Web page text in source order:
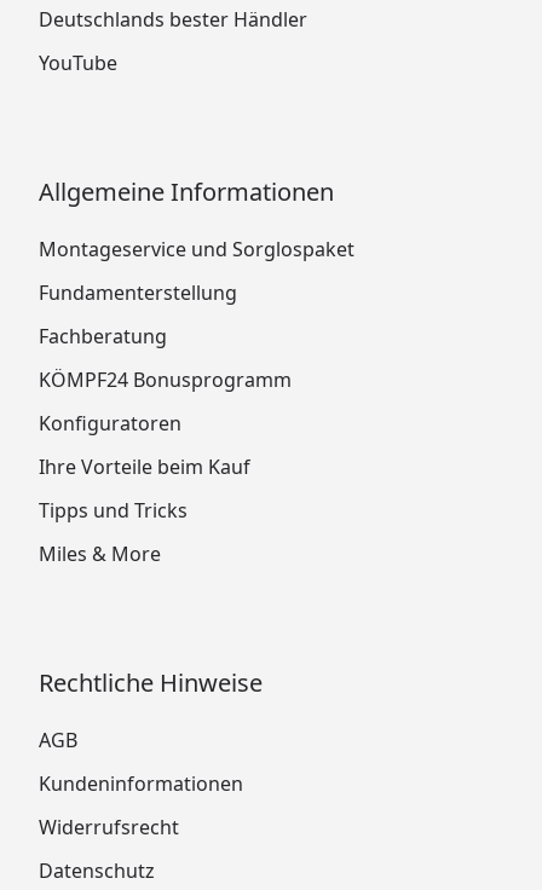
Deutschlands bester Händler
YouTube
Allgemeine Informationen
Montageservice und Sorglospaket
Fundamenterstellung
Fachberatung
KÖMPF24 Bonusprogramm
Konfiguratoren
Ihre Vorteile beim Kauf
Tipps und Tricks
Miles & More
Rechtliche Hinweise
AGB
Kundeninformationen
Widerrufsrecht
Datenschutz